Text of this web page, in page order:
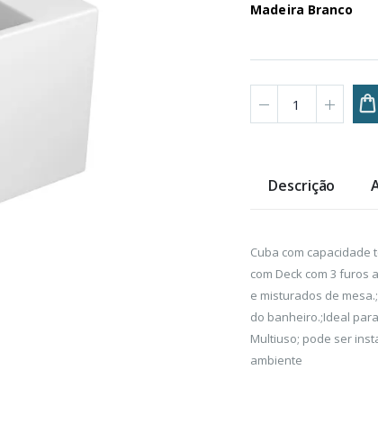
Madeira Branco
Descrição
Cuba com capacidade
com Deck com 3
e misturados de
do banheiro.;Ideal
Multiuso; pode ser
ambiente